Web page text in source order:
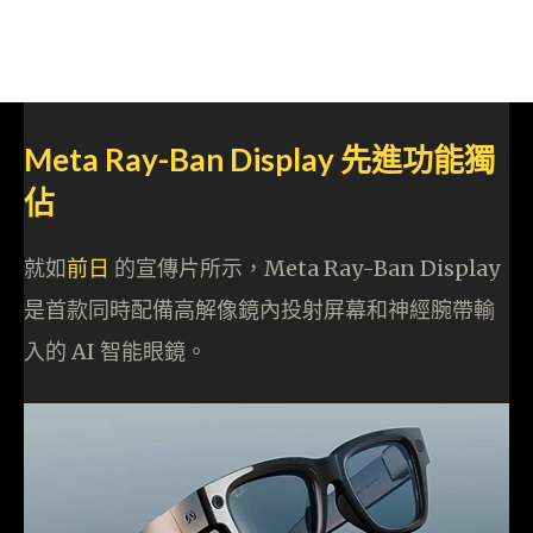
Meta Ray-Ban Display 先進功能獨
佔
就如前日 的宣傳片所示，Meta Ray-Ban Display
是首款同時配備高解像鏡內投射屏幕和神經腕帶輸
入的 AI 智能眼鏡。